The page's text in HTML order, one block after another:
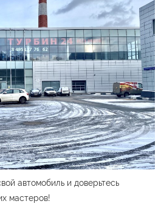
автомобиль и доверьтесь
мастеров!